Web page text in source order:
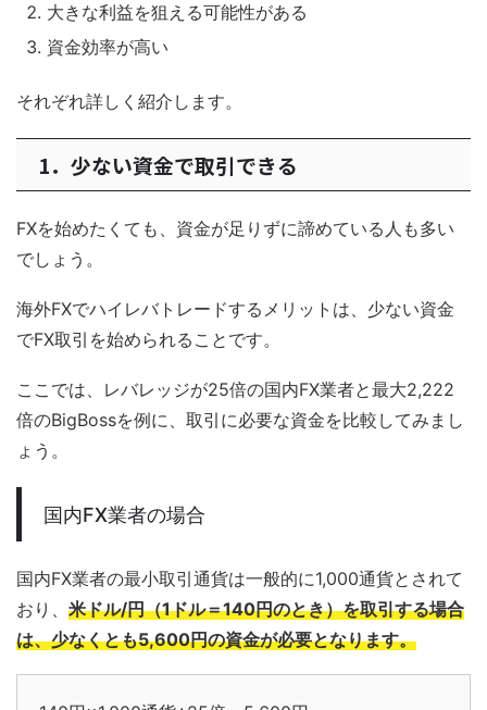
大きな利益を狙える可能性がある
資金効率が高い
それぞれ詳しく紹介します。
1．少ない資金で取引できる
FXを始めたくても、資金が足りずに諦めている人も多い
でしょう。
海外FXでハイレバトレードするメリットは、少ない資金
でFX取引を始められることです。
ここでは、レバレッジが25倍の国内FX業者と最大2,222
倍のBigBossを例に、取引に必要な資金を比較してみまし
ょう。
国内FX業者の場合
国内FX業者の最小取引通貨は一般的に1,000通貨とされて
おり、 米ドル/円（1ドル＝140円のとき）を取引する場合
は、少なくとも5,600円の資金が必要となります。